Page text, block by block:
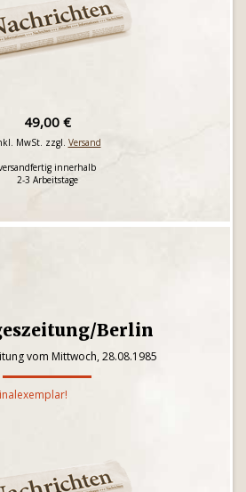
49,00 €
MwSt. zzgl. Versand
innerhalb
2-3 Arbeitstage
Berlin
vom Mittwoch, 28.08.1985